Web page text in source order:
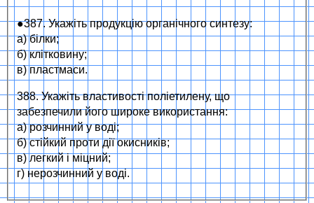
●387. Укажіть продукцію органічного синтезу:
а) білки;
б) клітковину;
в) пластмаси.
388. Укажіть властивості поліетилену, що
забезпечили його широке використання:
а) розчинний у воді;
б) стійкий проти дії окисників;
в) легкий і міцний;
г) нерозчинний у воді.